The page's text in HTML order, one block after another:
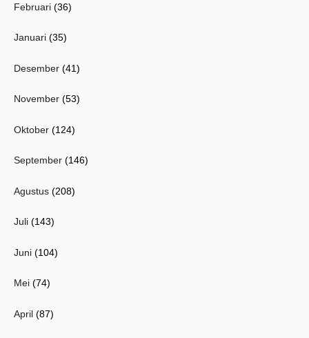
Februari (36)
Januari (35)
Desember (41)
November (53)
Oktober (124)
September (146)
Agustus (208)
Juli (143)
Juni (104)
Mei (74)
April (87)